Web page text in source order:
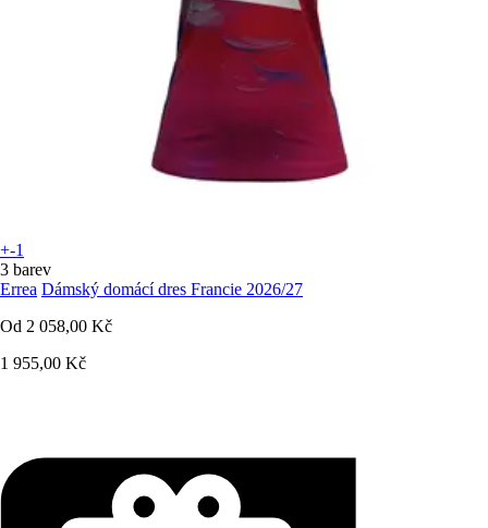
+-1
3 barev
Errea Dámský domácí dres Francie 2026/27
Od 2 058,00 Kč
1 955,00 Kč